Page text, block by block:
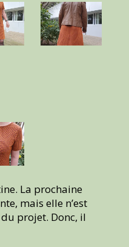
La prochaine
mais elle n’est
du projet. Donc, il